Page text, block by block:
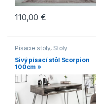
110,00€
Písacie stoly, Stoly
Sivý písací stôl Scorpion
100cm »